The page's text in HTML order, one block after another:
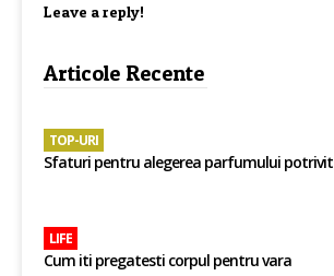
Leave a reply!
Articole Recente
TOP-URI
Sfaturi pentru alegerea parfumului potrivit
LIFE
Cum iti pregatesti corpul pentru vara